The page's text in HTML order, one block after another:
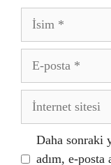
İsim
posta
İnternet
Daha sonraki
adım, e-